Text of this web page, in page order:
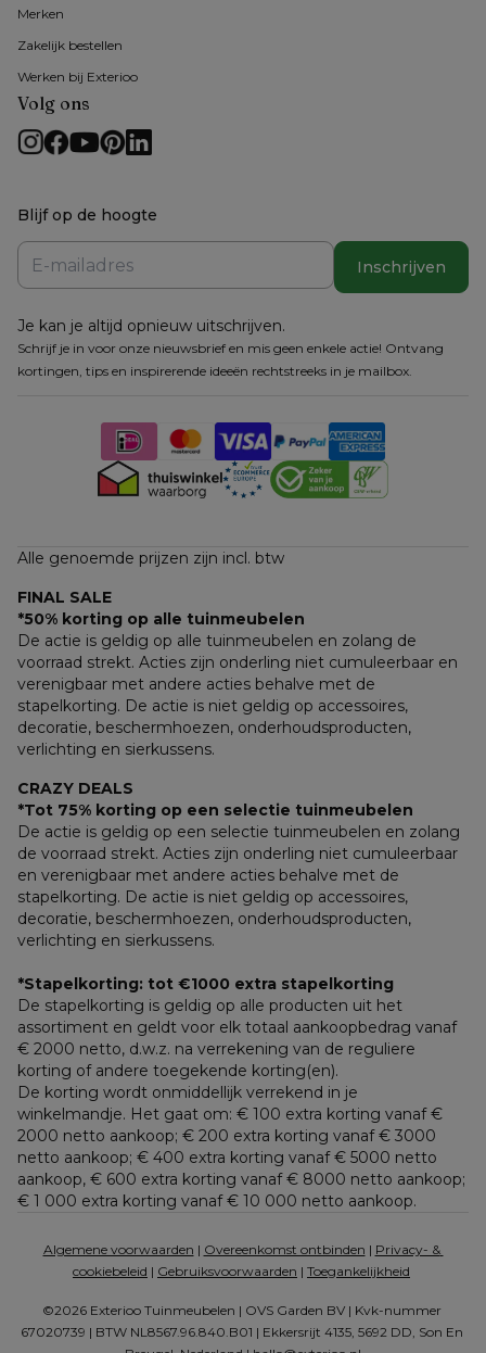
Merken
Zakelijk bestellen
Werken bij Exterioo
Volg ons
Blijf op de hoogte
Inschrijven
Je kan je altijd opnieuw uitschrijven.
Schrijf je in voor onze nieuwsbrief en mis geen enkele actie! Ontvang
kortingen, tips en inspirerende ideeën rechtstreeks in je mailbox.
Alle genoemde prijzen zijn incl. btw
FINAL SALE
*50% korting op alle tuinmeubelen
De actie is geldig op alle tuinmeubelen en zolang de
voorraad strekt. Acties zijn onderling niet cumuleerbaar en
verenigbaar met andere acties behalve met de
stapelkorting. De actie is niet geldig op accessoires,
decoratie, beschermhoezen, onderhoudsproducten,
verlichting en sierkussens.
CRAZY DEALS
*Tot 75% korting op een selectie tuinmeubelen
De actie is geldig op een selectie tuinmeubelen en zolang
de voorraad strekt. Acties zijn onderling niet cumuleerbaar
en verenigbaar met andere acties behalve met de
stapelkorting. De actie is niet geldig op accessoires,
decoratie, beschermhoezen, onderhoudsproducten,
verlichting en sierkussens.
*Stapelkorting: tot €1000 extra stapelkorting
De stapelkorting is geldig op alle producten uit het
assortiment en geldt voor elk totaal aankoopbedrag vanaf
€ 2000 netto, d.w.z. na verrekening van de reguliere
korting of andere toegekende korting(en).
De korting wordt onmiddellijk verrekend in je
winkelmandje. Het gaat om: € 100 extra korting vanaf €
2000 netto aankoop; € 200 extra korting vanaf € 3000
netto aankoop; € 400 extra korting vanaf € 5000 netto
€ 1 000 extra korting vanaf € 10 000 netto aankoop.
Algemene voorwaarden | Overeenkomst ontbinden | Privacy- &
cookiebeleid | Gebruiksvoorwaarden | Toegankelijkheid
©2026 Exterioo Tuinmeubelen | OVS Garden BV | Kvk-nummer
67020739 | BTW NL8567.96.840.B01 | Ekkersrijt 4135, 5692 DD, Son En